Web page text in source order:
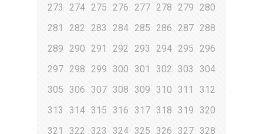
273
274 275 276 277 278 279 280
281
282 283 284 285 286 287 288
289 290 291 292 293 294 295 296
297 298 299 300 301 302 303
304
305
306 307 308 309 310 311
312
313
314 315 316 317 318 319
320
321
322 323 324 325 326 327 328